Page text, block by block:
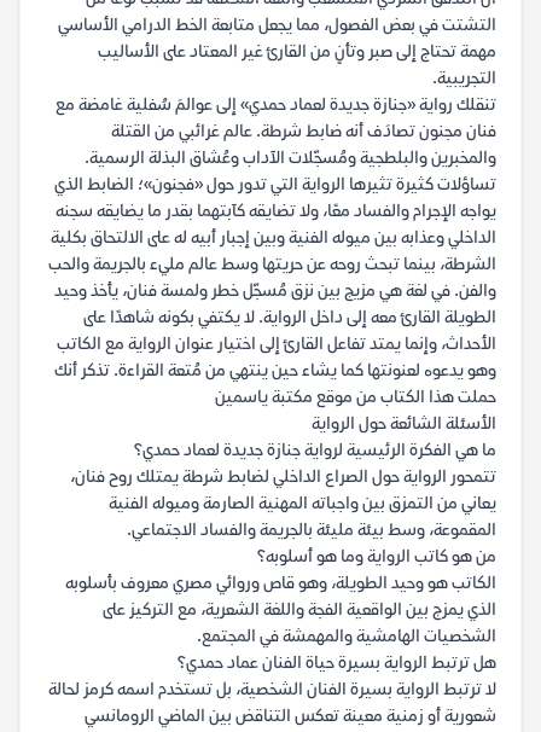
التشتت في بعض الفصول، مما يجعل متابعة الخط الدرامي الأساسي
مهمة تحتاج إلى صبر وتأنٍ من القارئ غير المعتاد على الأساليب
التجريبية.
تنقلك رواية «جنازة جديدة لعماد حمدي» إلى عوالمَ سُفلية غامضة مع
فنان مجنون تصادَف أنه ضابط شرطة. عالم غرائبي من القتلة
والمخبرين والبلطجية ومُسجّلات الآداب وعُشاق البذلة الرسمية.
تساؤلات كثيرة تثيرها الرواية التي تدور حول «فجنون»؛ الضابط الذي
يواجه الإجرام والفساد معًا، ولا تضايقه كآبتهما بقدر ما يضايقه سجنه
الداخلي وعذابه بين ميوله الفنية وبين إجبار أبيه له على الالتحاق بكلية
الشرطة، بينما تبحث روحه عن حريتها وسط عالم مليء بالجريمة والحب
والفن. في لغة هي مزيج بين نزق مُسجّل خطر ولمسة فنان، يأخذ وحيد
الطويلة القارئ معه إلى داخل الرواية. لا يكتفي بكونه شاهدًا على
الأحداث، وإنما يمتد تفاعل القارئ إلى اختيار عنوان الرواية مع الكاتب
وهو يدعوە لعنونتها كما يشاء حين ينتهي من مُتعة القراءة. تذكر أنك
حملت هذا الكتاب من موقع مكتبة ياسمين
الأسئلة الشائعة حول الرواية
ما هي الفكرة الرئيسية لرواية جنازة جديدة لعماد حمدي؟
تتمحور الرواية حول الصراع الداخلي لضابط شرطة يمتلك روح فنان،
يعاني من التمزق بين واجباته المهنية الصارمة وميوله الفنية
المقموعة، وسط بيئة مليئة بالجريمة والفساد الاجتماعي.
من هو كاتب الرواية وما هو أسلوبه؟
الكاتب هو وحيد الطويلة، وهو قاص وروائي مصري معروف بأسلوبه
الذي يمزج بين الواقعية الفجة واللغة الشعرية، مع التركيز على
الشخصيات الهامشية والمهمشة في المجتمع.
هل ترتبط الرواية بسيرة حياة الفنان عماد حمدي؟
لا ترتبط الرواية بسيرة الفنان الشخصية، بل تستخدم اسمه كرمز لحالة
شعورية أو زمنية معينة تعكس التناقض بين الماضي الرومانسي